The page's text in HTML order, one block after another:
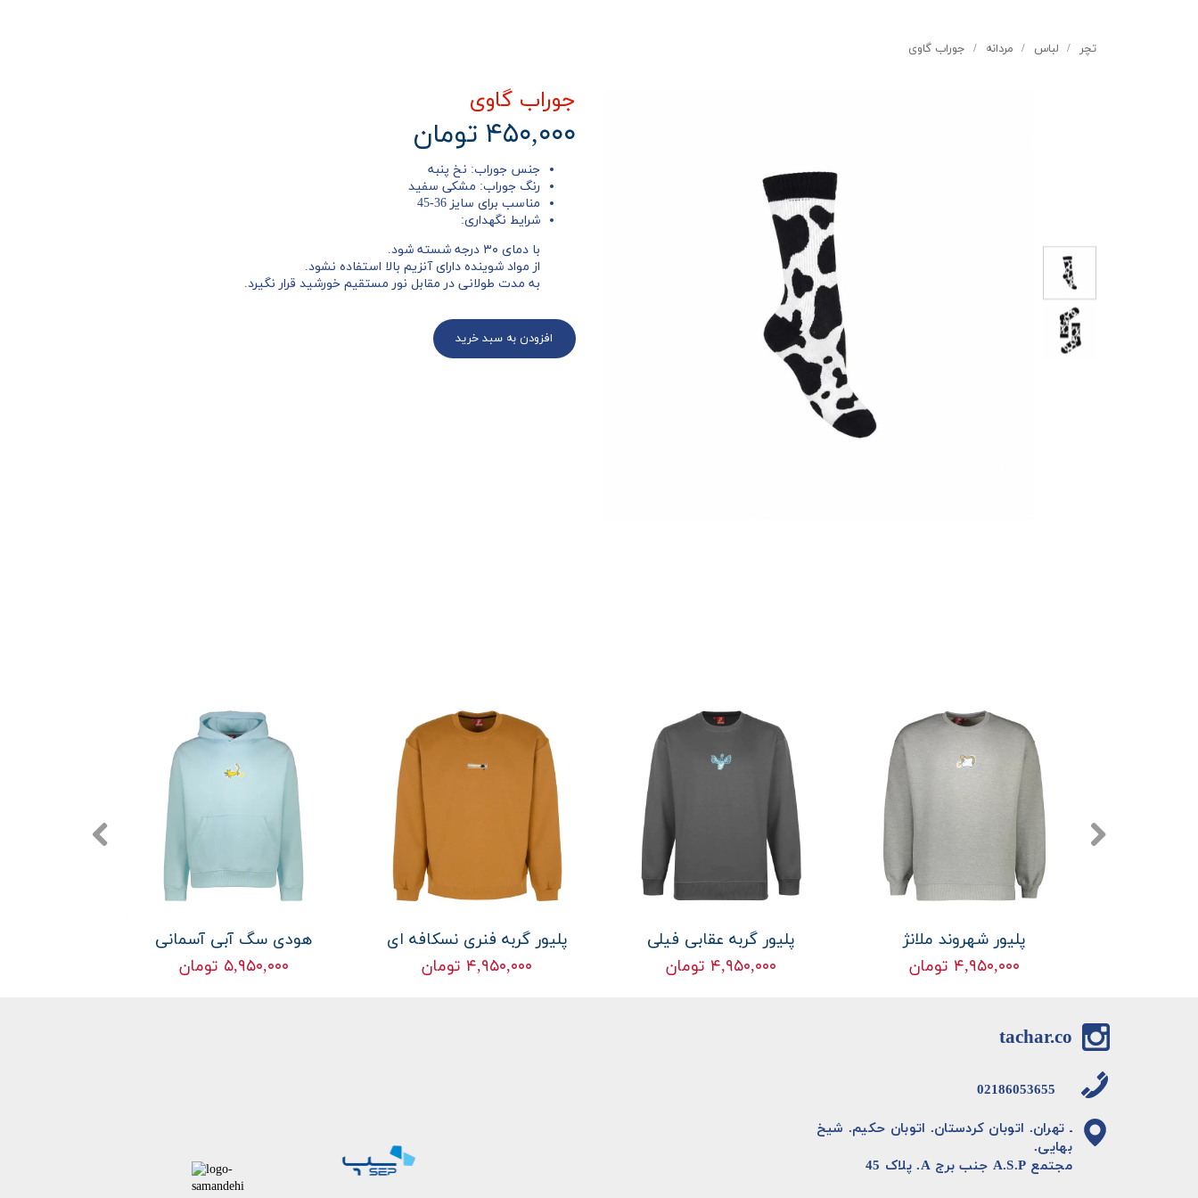
تچر لباس مردانه جوراب گاوی
جوراب گاوی
۴۵۰,۰۰۰ تومان
جنس جوراب: نخ پنبه
رنگ جوراب: مشکی سفید
مناسب برای سایز 36-45
شرایط نگهداری:
با دمای ۳۰ درجه شسته شود.
از مواد شوینده دارای آنزیم بالا استفاده نشود.
به مدت طولانی در مقابل نور مستقیم خورشید قرار نگیرد.
افزودن به سبد خرید
هودی سگ آبی آسمانی
۵,۹۵۰,۰۰۰ تومان
پلیور گربه فنری نسکافه ای
۴,۹۵۰,۰۰۰ تومان
پلیور گربه عقابی فیلی
۴,۹۵۰,۰۰۰ تومان
پلیور شهروند ملانژ
۴,۹۵۰,۰۰۰ تومان
tachar.co
ـ تهران. اتوبان کردستان. اتوبان حکیم. شیخ
بهایی.
مجتمع A.S.P جنب برج A. پلاک 45
02186053655